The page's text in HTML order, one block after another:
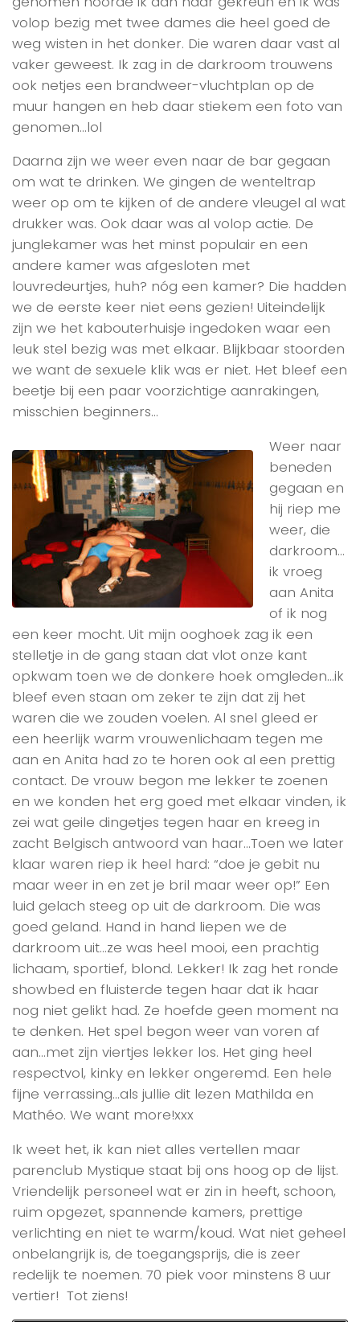
volop bezig met twee dames die heel goed de
weg wisten in het donker. Die waren daar vast al
vaker geweest. Ik zag in de darkroom trouwens
ook netjes een brandweer-vluchtplan op de
muur hangen en heb daar stiekem een foto van
genomen…lol
Daarna zijn we weer even naar de bar gegaan
om wat te drinken. We gingen de wenteltrap
weer op om te kijken of de andere vleugel al wat
drukker was. Ook daar was al volop actie. De
junglekamer was het minst populair en een
andere kamer was afgesloten met
louvredeurtjes, huh? nóg een kamer? Die hadden
we de eerste keer niet eens gezien! Uiteindelijk
zijn we het kabouterhuisje ingedoken waar een
leuk stel bezig was met elkaar. Blijkbaar stoorden
we want de sexuele klik was er niet. Het bleef een
beetje bij een paar voorzichtige aanrakingen,
misschien beginners…
Weer naar
beneden
gegaan en
hij riep me
weer, die
darkroom…
ik vroeg
aan Anita
of ik nog
een keer mocht. Uit mijn ooghoek zag ik een
stelletje in de gang staan dat vlot onze kant
opkwam toen we de donkere hoek omgleden…ik
bleef even staan om zeker te zijn dat zij het
waren die we zouden voelen. Al snel gleed er
een heerlijk warm vrouwenlichaam tegen me
aan en Anita had zo te horen ook al een prettig
contact. De vrouw begon me lekker te zoenen
en we konden het erg goed met elkaar vinden, ik
zei wat geile dingetjes tegen haar en kreeg in
zacht Belgisch antwoord van haar…Toen we later
klaar waren riep ik heel hard: “doe je gebit nu
maar weer in en zet je bril maar weer op!” Een
luid gelach steeg op uit de darkroom. Die was
goed geland. Hand in hand liepen we de
darkroom uit…ze was heel mooi, een prachtig
lichaam, sportief, blond. Lekker! Ik zag het ronde
showbed en fluisterde tegen haar dat ik haar
nog niet gelikt had. Ze hoefde geen moment na
te denken. Het spel begon weer van voren af
aan…met zijn viertjes lekker los. Het ging heel
respectvol, kinky en lekker ongeremd. Een hele
fijne verrassing…als jullie dit lezen Mathilda en
Mathéo. We want more!xxx
Ik weet het, ik kan niet alles vertellen maar
parenclub Mystique staat bij ons hoog op de lijst.
Vriendelijk personeel wat er zin in heeft, schoon,
ruim opgezet, spannende kamers, prettige
verlichting en niet te warm/koud. Wat niet geheel
onbelangrijk is, de toegangsprijs, die is zeer
redelijk te noemen. 70 piek voor minstens 8 uur
vertier! Tot ziens!